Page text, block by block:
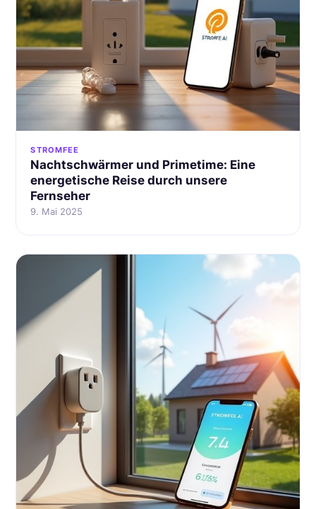
STROMFEE
Nachtschwärmer und Primetime: Eine
energetische Reise durch unsere
Fernseher
9. Mai 2025